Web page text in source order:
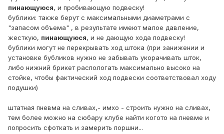
пинающуюся, и пробивающую подвеску!
бублики: также берут с максимальными диаметрами с
"запасом объема" , в результате имеют малое давление,
жесткую, пинающуюся, и не дающую хода подвеску!
бублики могут не перекрывать ход штока (при занижении и
установке бубликов нужно не забывать укорачивать шток,
либо нижний брикет распологать максимально высоко на
стойке, чтобы фактический ход подвески соответствовал ходу
подушки)
штатная пневма на сливах,- имхо - строить нужно на сливах,
тем более можно на сюбару клубе найти когото на пневме и
попросить сфоткать и замерить поршни...